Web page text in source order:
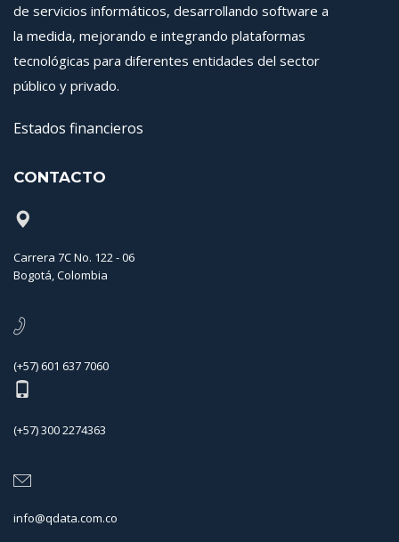
de servicios informáticos, desarrollando software a
la medida, mejorando e integrando plataformas
tecnológicas para diferentes entidades del sector
público y privado.
Estados financieros
CONTACTO
Carrera 7C No. 122 - 06
Bogotá, Colombia
(+57) 601 637 7060
(+57) 300 2274363
info@qdata.com.co